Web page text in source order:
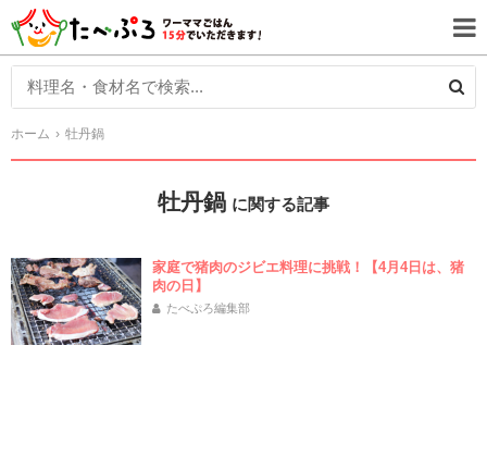
ホーム 牡丹鍋
牡丹鍋 に関する記事
家庭で猪肉のジビエ料理に挑戦！【4月4日は、猪
肉の日】
たべぷろ編集部